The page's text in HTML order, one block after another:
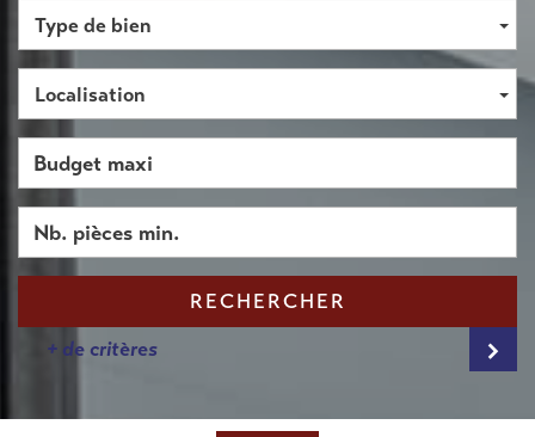
Type de bien
Localisation
RECHERCHER
+ de critères